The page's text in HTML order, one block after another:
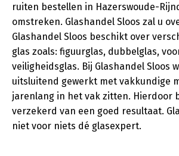
ruiten bestellen in Hazerswoude-
omstreken. Glashandel Sloos zal u
Glashandel Sloos beschikt over
glas zoals: figuurglas, dubbelglas,
veiligheidsglas. Bij Glashandel Sloos
uitsluitend gewerkt met vakkundige
jarenlang in het vak zitten. Hierdoor
verzekerd van een goed resultaat.
niet voor niets dé glasexpert.